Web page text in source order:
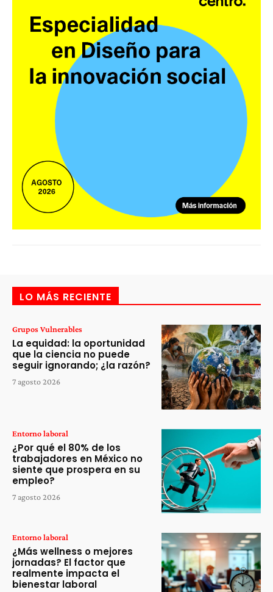
LO MÁS RECIENTE
Grupos Vulnerables
La equidad: la oportunidad
que la ciencia no puede
seguir ignorando; ¿la razón?
7 agosto 2026
Entorno laboral
¿Por qué el 80% de los
trabajadores en México no
siente que prospera en su
empleo?
7 agosto 2026
Entorno laboral
¿Más wellness o mejores
jornadas? El factor que
realmente impacta el
bienestar laboral